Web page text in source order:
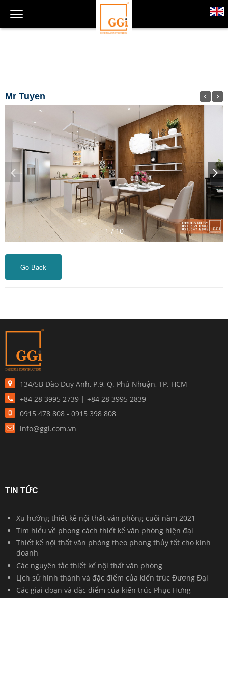
Mr Tuyen
1/10
Go Back
134/5B Đào Duy Anh, P.9, Q. Phú Nhuận, TP. HCM
+84 28 3995 2739 | +84 28 3995 2839
0915 478 808 - 0915 398 808
info@ggi.com.vn
TIN TỨC
Xu hướng thiết kế nội thất văn phòng cuối năm 2021
Tìm hiểu về phong cách thiết kế văn phòng hiện đại
Thiết kế nội thất văn phòng theo phong thủy tốt cho kinh
doanh
Các nguyên tắc thiết kế nội thất văn phòng
Lịch sử hình thành và đặc điểm của kiến trúc Đương Đại
Các giai đoạn và đặc điểm của kiến trúc Phục Hưng